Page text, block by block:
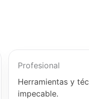
Profesional
Herramientas y
impecable.